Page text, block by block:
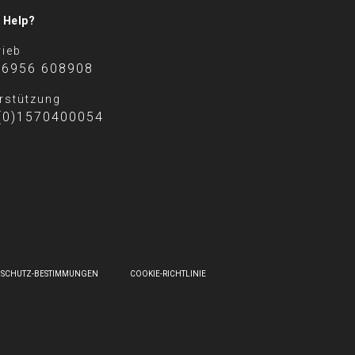
Help?
608908
BESTIMMUNGEN
COOKIE-RICHTLINIE